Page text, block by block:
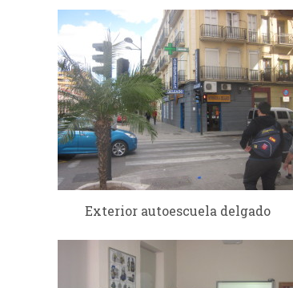
Exterior autoescuela delgado